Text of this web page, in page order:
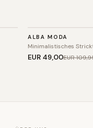
SALE
ALBA MODA
Minimalistisches
EUR 49,00EUR 109